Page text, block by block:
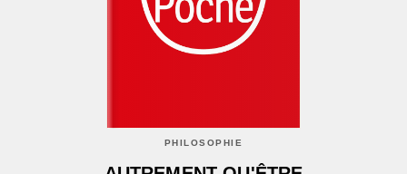
PHILOSOPHIE